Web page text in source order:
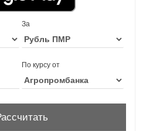
За
По курсу от